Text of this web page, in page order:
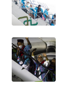
FORJASIDA
TAMBANG
NEWS
SITUNGIR